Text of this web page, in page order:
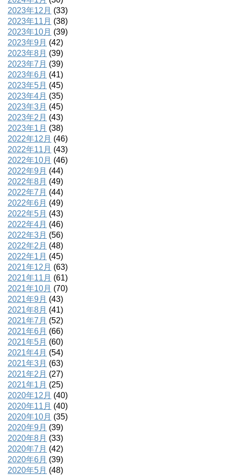
2023年12月 (33)
2023年11月 (38)
2023年10月 (39)
2023年9月 (42)
2023年8月 (39)
2023年7月 (39)
2023年6月 (41)
2023年5月 (45)
2023年4月 (35)
2023年3月 (45)
2023年2月 (43)
2023年1月 (38)
2022年12月 (46)
2022年11月 (43)
2022年10月 (46)
2022年9月 (44)
2022年8月 (49)
2022年7月 (44)
2022年6月 (49)
2022年5月 (43)
2022年4月 (46)
2022年3月 (56)
2022年2月 (48)
2022年1月 (45)
2021年12月 (63)
2021年11月 (61)
2021年10月 (70)
2021年9月 (43)
2021年8月 (41)
2021年7月 (52)
2021年6月 (66)
2021年5月 (60)
2021年4月 (54)
2021年3月 (63)
2021年2月 (27)
2021年1月 (25)
2020年12月 (40)
2020年11月 (40)
2020年10月 (35)
2020年9月 (39)
2020年8月 (33)
2020年7月 (42)
2020年6月 (39)
2020年5月 (48)